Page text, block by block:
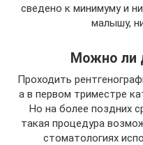
сведено к минимуму и
малышу,
Можно ли
Проходить
а в первом триместре
Но на более поздних
такая процедура
стоматологиях